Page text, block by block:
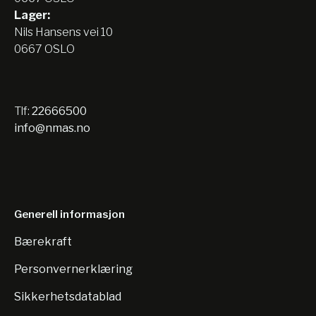
Lager:
Nils Hansens vei 10
0667 OSLO
Tlf: 22666500
info@nmas.no
Generell informasjon
Bærekraft
Personvernerklæring
Sikkerhetsdatablad